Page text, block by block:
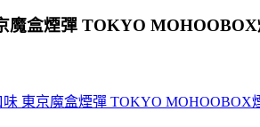
魔盒煙彈 TOKYO